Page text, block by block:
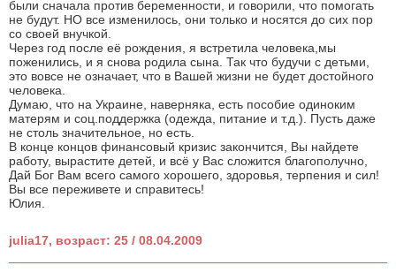
были сначала против беременности, и говорили, что помогать
не будут. НО все изменилось, они только и носятся до сих пор
со своей внучкой.
Через год после её рождения, я встретила человека,мы
поженились, и я снова родила сына. Так что будучи с детьми,
это вовсе не означает, что в Вашей жизни не будет достойного
человека.
Думаю, что на Украине, наверняка, есть пособие одиноким
матерям и соц.поддержка (одежда, питание и т.д.). Пусть даже
не столь значительное, но есть.
В конце концов финансовый кризис закончится, Вы найдете
работу, вырастите детей, и всё у Вас сложится благополучно,
Дай Бог Вам всего самого хорошего, здоровья, терпения и сил!
Вы все переживете и справитесь!
Юлия.
julia17, возраст: 25 / 08.04.2009